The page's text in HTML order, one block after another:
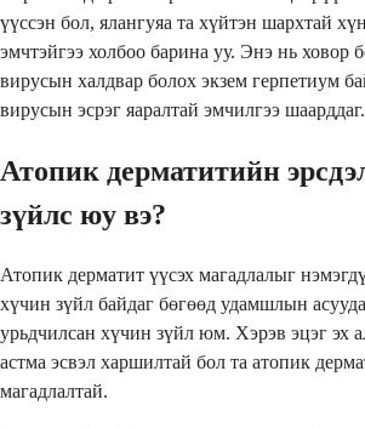
үүссэн бол, ялангуяа та хүйтэн шархтай
эмчтэйгээ холбоо барина уу. Энэ нь ховор
вирусын халдвар болох экзем герпетиум
вирусын эсрэг яаралтай эмчилгээ шаарддаг.
Атопик дерматитийн
зүйлс юу вэ?
Атопик дерматит үүсэх магадлалыг
хүчин зүйл байдаг бөгөөд удамшлын
урьдчилсан хүчин зүйл юм. Хэрэв эцэг эх
астма эсвэл харшилтай бол та атопик
магадлалтай.